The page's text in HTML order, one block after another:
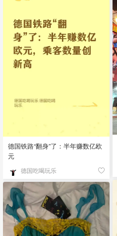
德国铁路“翻身”了：半年赚数亿欧
元
德国吃喝玩乐